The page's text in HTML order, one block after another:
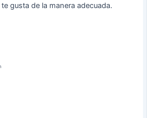
gusta de la manera adecuada.